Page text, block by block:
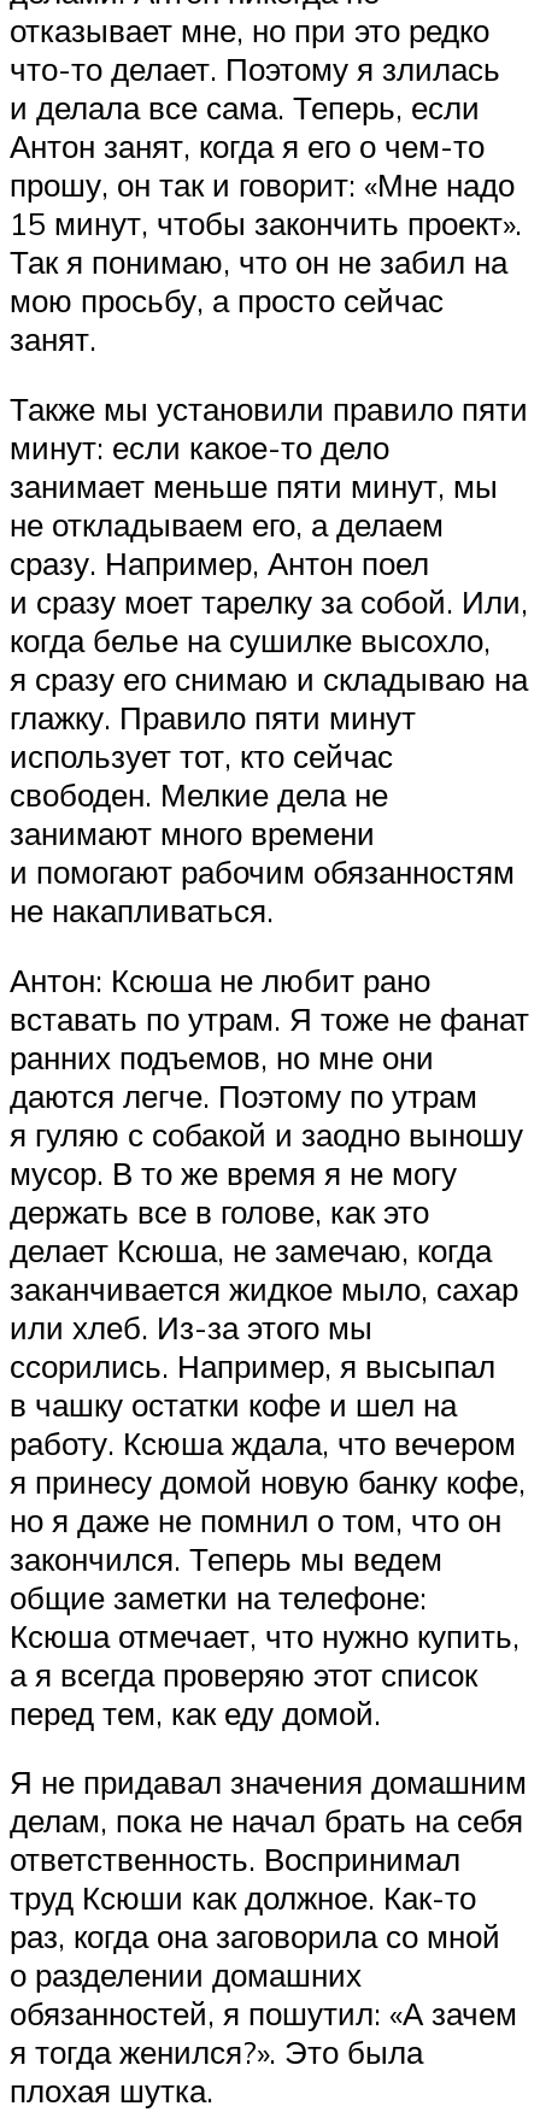
отказывает мне, но при это редко
что-то делает. Поэтому я злилась
и делала все сама. Теперь, если
Антон занят, когда я его о чем-то
прошу, он так и говорит: «Мне надо
15 минут, чтобы закончить проект».
Так я понимаю, что он не забил на
мою просьбу, а просто сейчас
занят.
Также мы установили правило пяти
минут: если какое-то дело
занимает меньше пяти минут, мы
не откладываем его, а делаем
сразу. Например, Антон поел
и сразу моет тарелку за собой. Или,
когда белье на сушилке высохло,
я сразу его снимаю и складываю на
глажку. Правило пяти минут
использует тот, кто сейчас
свободен. Мелкие дела не
занимают много времени
и помогают рабочим обязанностям
не накапливаться.
Антон: Ксюша не любит рано
вставать по утрам. Я тоже не фанат
ранних подъемов, но мне они
даются легче. Поэтому по утрам
я гуляю с собакой и заодно выношу
мусор. В то же время я не могу
держать все в голове, как это
делает Ксюша, не замечаю, когда
заканчивается жидкое мыло, сахар
или хлеб. Из-за этого мы
ссорились. Например, я высыпал
в чашку остатки кофе и шел на
работу. Ксюша ждала, что вечером
я принесу домой новую банку кофе,
но я даже не помнил о том, что он
закончился. Теперь мы ведем
общие заметки на телефоне:
Ксюша отмечает, что нужно купить,
а я всегда проверяю этот список
перед тем, как еду домой.
Я не придавал значения домашним
делам, пока не начал брать на себя
ответственность. Воспринимал
труд Ксюши как должное. Как-то
раз, когда она заговорила со мной
о разделении домашних
обязанностей, я пошутил: «А зачем
я тогда женился?». Это была
плохая шутка.